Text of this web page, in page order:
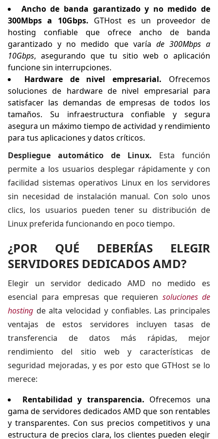
Ancho de banda garantizado y no medido de
300Mbps a 10Gbps. GTHost es un proveedor de
hosting confiable que ofrece ancho de banda
garantizado y no medido que varía de 300Mbps a
10Gbps, asegurando que tu sitio web o aplicación
funcione sin interrupciones.
Hardware de nivel empresarial. Ofrecemos
soluciones de hardware de nivel empresarial para
satisfacer las demandas de empresas de todos los
tamaños. Su infraestructura confiable y segura
asegura un máximo tiempo de actividad y rendimiento
para tus aplicaciones y datos críticos.
Despliegue automático de Linux. Esta función
permite a los usuarios desplegar rápidamente y con
facilidad sistemas operativos Linux en los servidores
sin necesidad de instalación manual. Con solo unos
clics, los usuarios pueden tener su distribución de
Linux preferida funcionando en poco tiempo.
¿POR QUÉ DEBERÍAS ELEGIR
SERVIDORES DEDICADOS AMD?
Elegir un servidor dedicado AMD no medido es
esencial para empresas que requieren soluciones de
hosting de alta velocidad y confiables. Las principales
ventajas de estos servidores incluyen tasas de
transferencia de datos más rápidas, mejor
rendimiento del sitio web y características de
seguridad mejoradas, y es por esto que GTHost se lo
merece:
Rentabilidad y transparencia. Ofrecemos una
gama de servidores dedicados AMD que son rentables
y transparentes. Con sus precios competitivos y una
estructura de precios clara, los clientes pueden elegir